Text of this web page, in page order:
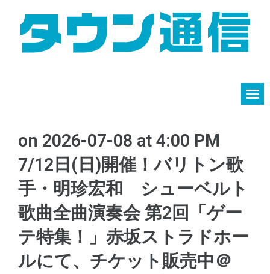
on 2026-07-08 at 4:00 PM
7/12日(日)開催！バリトン歌
手・明珍宏和 シューベルト
歌曲全曲演奏会 第2回「ゲー
テ特集！」赤坂ストラドホー
ルにて、チケット販売中​＠